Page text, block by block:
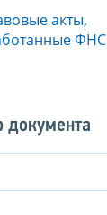
акты,
ФНС
документа